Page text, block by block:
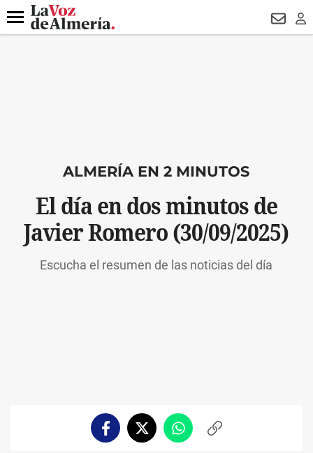
DESTACADO TURISMO
Menú
ALMERÍA EN 2 MINUTOS
El día en dos minutos de
Javier Romero (30/09/2025)
Escucha el resumen de las noticias del día
FacebookTwitterWhatsappCopiar